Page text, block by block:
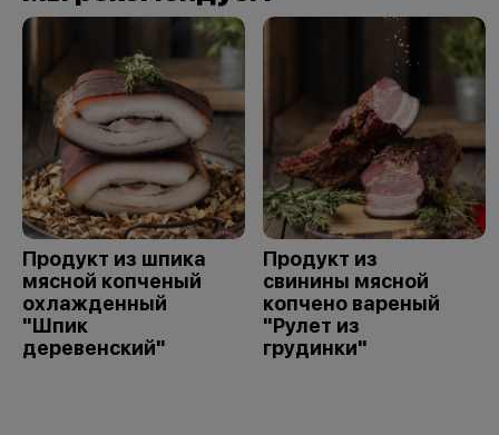
Продукт из шпика
мясной копченый
охлажденный
"Шпик
деревенский"
Продукт из
свинины мясной
копчено вареный
"Рулет из
грудинки"